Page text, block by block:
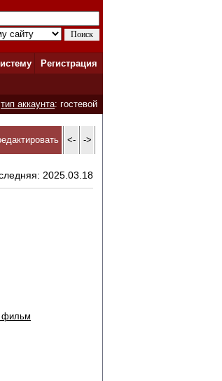
Регистрация
тип аккаунта: гостевой
<- ->
2025.03.18
фильм